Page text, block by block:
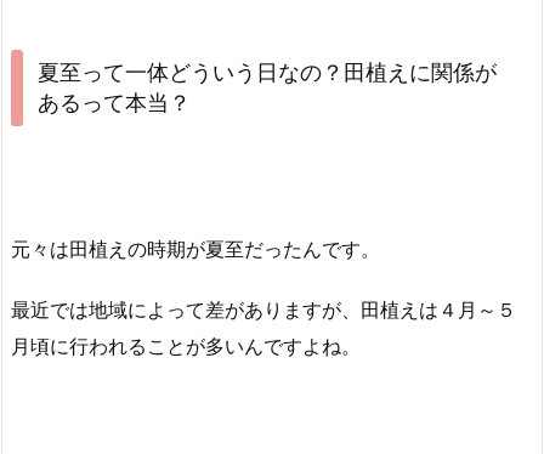
夏至って一体どういう日なの？田植えに関係が
あるって本当？
元々は田植えの時期が夏至だったんです。
最近では地域によって差がありますが、田植えは４月～５
月頃に行われることが多いんですよね。